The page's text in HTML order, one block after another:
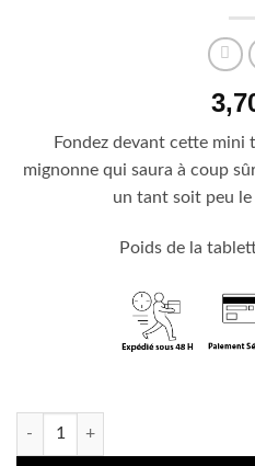
Fondez devant cette
mignonne qui saura à coup
un tant soit peu
Poids de la
quantité de Mini tablette de